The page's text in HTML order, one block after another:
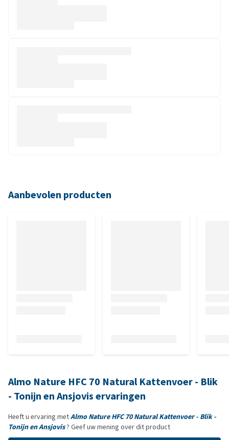
Aanbevolen producten
Almo Nature HFC 70 Natural Kattenvoer - Blik
- Tonijn en Ansjovis ervaringen
Heeft u ervaring metAlmo Nature HFC 70 Natural Kattenvoer - Blik -
Tonijn en Ansjovis? Geef uw mening over dit product